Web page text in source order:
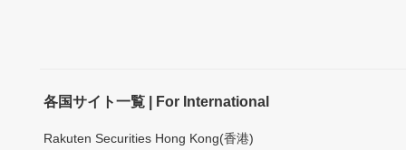
各国サイト一覧 | For International
Rakuten Securities Hong Kong(香港)